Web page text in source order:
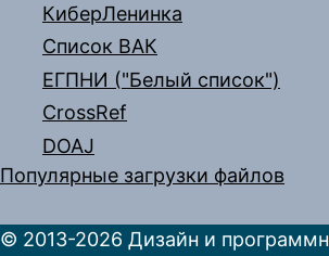
КиберЛенинка
Список ВАК
ЕГПНИ ("Белый список")
CrossRef
DOAJ
Популярные загрузки файлов
© 2013-2026 Дизайн и